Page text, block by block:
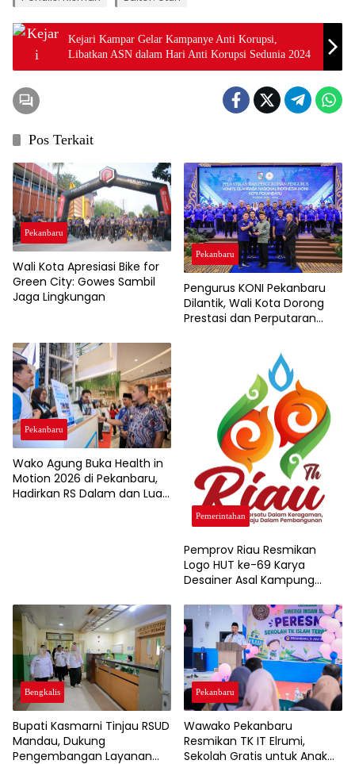
Kejari Kampar Gelar Kampanye Anti Korupsi,
Libatkan ASN dalam Hari Anti Korupsi Sedunia 2024
Pos Terkait
Pekanbaru
Wali Kota Apresiasi Bike for
Green City: Gowes Sambil
Jaga Lingkungan
Pekanbaru
Pengurus KONI Pekanbaru
Dilantik, Wali Kota Dorong
Prestasi dan Perputaran
Pekanbaru
Wako Agung Buka Health in
Motion 2026 di Pekanbaru,
Hadirkan RS Dalam dan Luar
Pemerintahan
Pemprov Riau Resmikan
Logo HUT ke-69 Karya
Desainer Asal Kampung
Harmoni dan Budaya
Melayu
Bengkalis
Bupati Kasmarni Tinjau RSUD
Mandau, Dukung
Pengembangan Layanan
Pekanbaru
Wawako Pekanbaru
Resmikan TK IT Elrumi,
Sekolah Gratis untuk Anak